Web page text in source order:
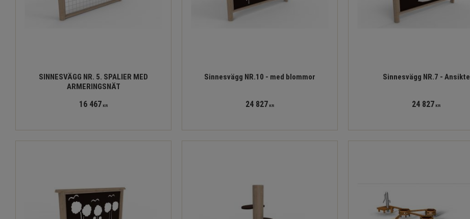
SINNESVÄGG NR. 5. SPALIER MED
ARMERINGSNÄT
16 467 KR
Sinnesvägg NR.10 - med blommor
24 827 KR
Sinnesvägg NR.7 - Ansikte
24 827 KR